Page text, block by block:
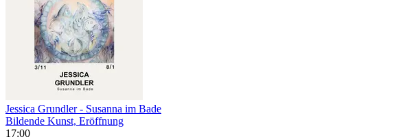
Jessica Grundler - Susanna im Bade
Bildende Kunst, Eröffnung
17:00